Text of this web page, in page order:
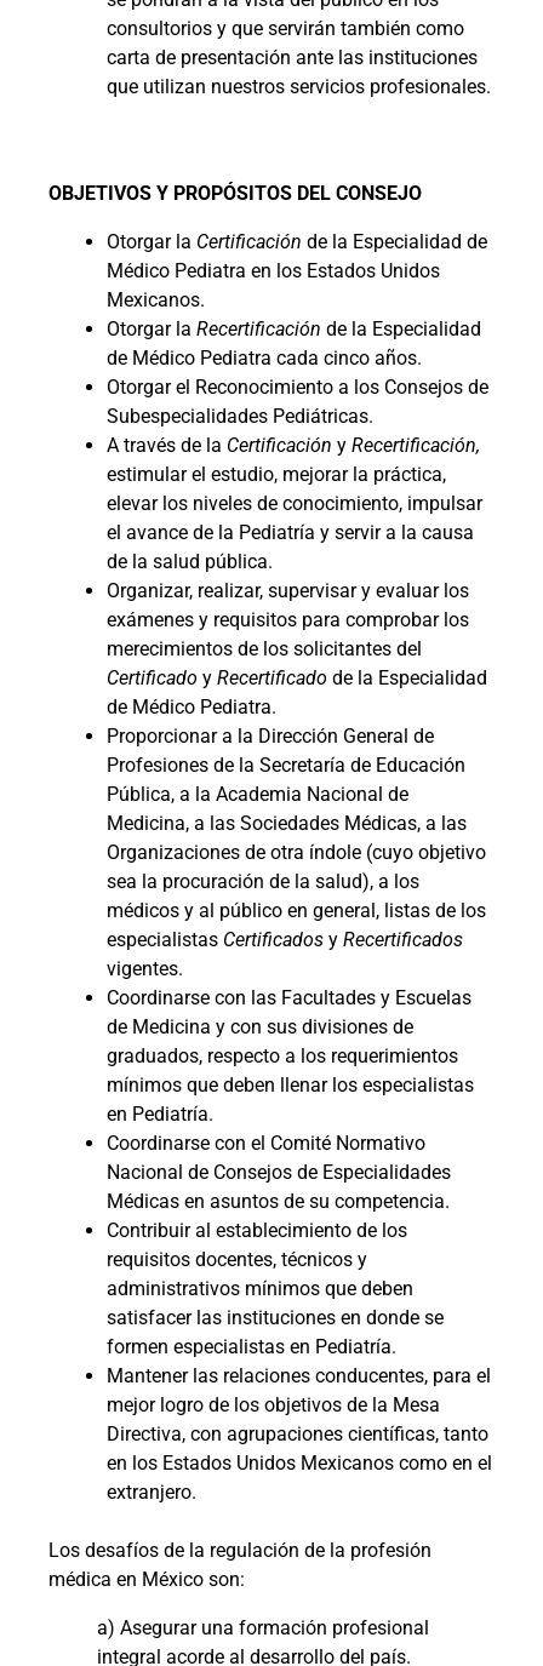
consultorios y que servirán también como
carta de presentación ante las instituciones
que utilizan nuestros servicios profesionales.
OBJETIVOS Y PROPÓSITOS DEL CONSEJO
Otorgar la Certificación de la Especialidad de
Médico Pediatra en los Estados Unidos
Mexicanos.
Otorgar la Recertificación de la Especialidad
de Médico Pediatra cada cinco años.
Otorgar el Reconocimiento a los Consejos de
Subespecialidades Pediátricas.
A través de la Certificación y Recertificación,
estimular el estudio, mejorar la práctica,
elevar los niveles de conocimiento, impulsar
el avance de la Pediatría y servir a la causa
de la salud pública.
Organizar, realizar, supervisar y evaluar los
exámenes y requisitos para comprobar los
merecimientos de los solicitantes del
Certificado y Recertificado de la Especialidad
de Médico Pediatra.
Proporcionar a la Dirección General de
Profesiones de la Secretaría de Educación
Pública, a la Academia Nacional de
Medicina, a las Sociedades Médicas, a las
Organizaciones de otra índole (cuyo objetivo
sea la procuración de la salud), a los
médicos y al público en general, listas de los
especialistas Certificados y Recertificados
vigentes.
Coordinarse con las Facultades y Escuelas
de Medicina y con sus divisiones de
graduados, respecto a los requerimientos
mínimos que deben llenar los especialistas
en Pediatría.
Coordinarse con el Comité Normativo
Nacional de Consejos de Especialidades
Médicas en asuntos de su competencia.
Contribuir al establecimiento de los
requisitos docentes, técnicos y
administrativos mínimos que deben
satisfacer las instituciones en donde se
formen especialistas en Pediatría.
Mantener las relaciones conducentes, para el
mejor logro de los objetivos de la Mesa
Directiva, con agrupaciones científicas, tanto
en los Estados Unidos Mexicanos como en el
extranjero.
Los desafíos de la regulación de la profesión
médica en México son:
a) Asegurar una formación profesional
integral acorde al desarrollo del país.